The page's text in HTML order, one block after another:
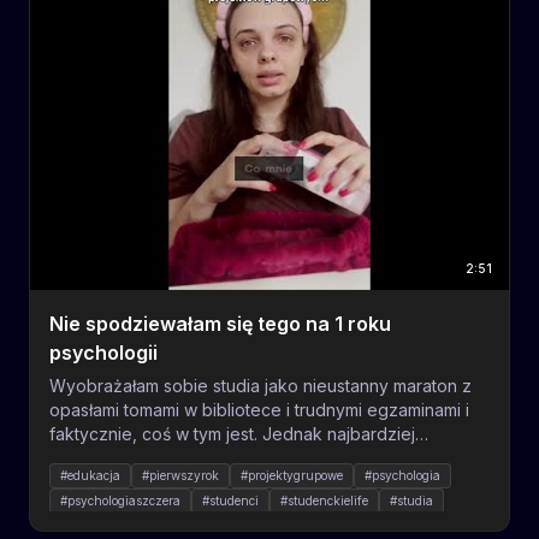
patrzenia na codzienne debaty i własne przekonania.
#psychologia #błędypoznawcze #rozwój #analiza
#społeczeństwo #nauka
2:51
Nie spodziewałam się tego na 1 roku
psychologii
Wyobrażałam sobie studia jako nieustanny maraton z
opasłami tomami w bibliotece i trudnymi egzaminami i
faktycznie, coś w tym jest. Jednak najbardziej
ilość nauki, nie to, jak dużo jest biologii, czy to, że i tak
nie uciekniesz przez matmą, bo statystka. Nie, mnie
zaskoczyła ilość projektów grupowych, prezentacji i
#edukacja #pierwszyrok #projektygrupowe
#psychologia
#psychologiaszczera
#studenci #studenckielife #studia